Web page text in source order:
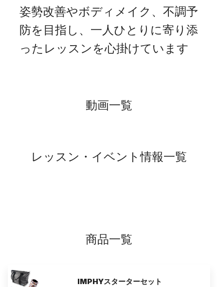
姿勢改善やボディメイク、不調予
防を目指し、一人ひとりに寄り添
ったレッスンを心掛けています
動画一覧
レッスン・イベント情報一覧
商品一覧
IMPHYスターターセット